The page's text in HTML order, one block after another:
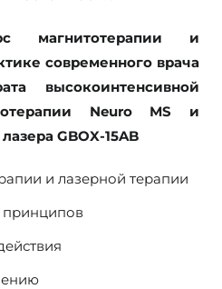
магнитотерапии и
современного врача
высокоинтенсивной
Neuro МS и
GBOX-15AB
и лазерной терапии